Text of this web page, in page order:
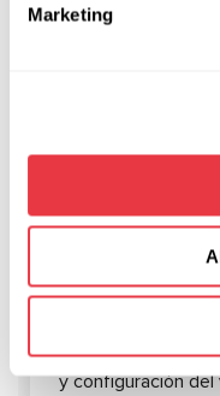
Marketing
LOKI PRO —
el diagnóstico,
reparación de
La reparación
requiere mucho
incluye
y configuración del